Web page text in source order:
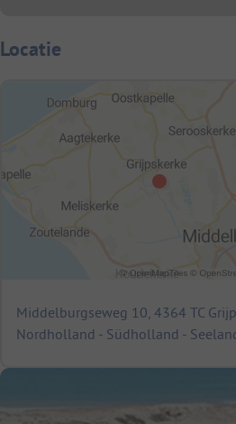
Locatie
Middelburgseweg 10, 4364 TC
Nordholland - Südholland -